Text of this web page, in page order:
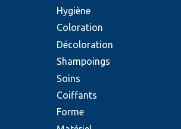
Hygiène
Coloration
Décoloration
Shampoings
Soins
Coiffants
Forme